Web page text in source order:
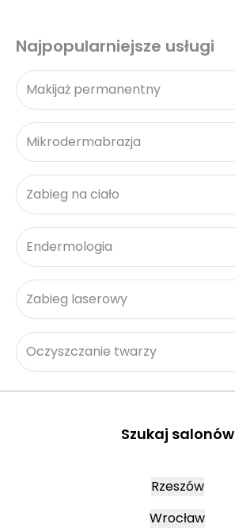
Najpopularniejsze usługi
Makijaż permanentny
Mikrodermabrazja
Zabieg na ciało
Endermologia
Zabieg laserowy
Oczyszczanie twarzy
Szukaj salonów
Rzeszów
Wrocław